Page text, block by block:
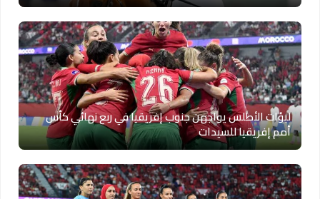
لبؤات الأطلس يواجهن جنوب إفريقيا في ربع نهائي كأس
أمم إفريقيا للسيدات